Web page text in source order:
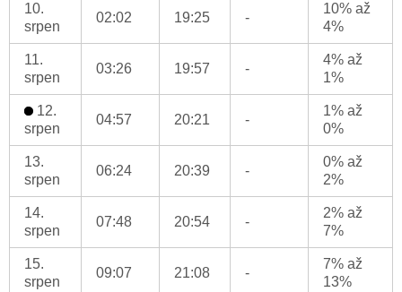
10.
srpen
02:02 19:25 -
10% až
4%
11.
srpen
03:26 19:57 -
4% až
1%
12.
srpen
04:57 20:21 -
1% až
0%
13.
srpen
06:24 20:39 -
0% až
2%
14.
srpen
07:48 20:54 -
2% až
7%
15.
srpen
09:07 21:08 -
7% až
13%